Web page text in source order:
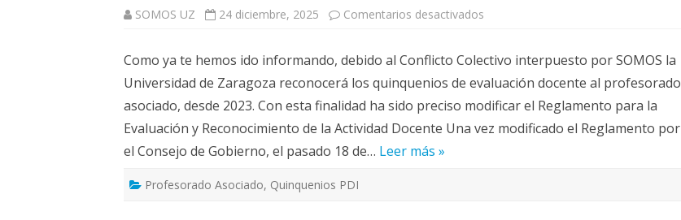
SOMOS UZ 24 diciembre, 2025 Comentarios desactivados
de
los
quinquenios
para
profesorado
asociado
a
tiempo
Como ya te hemos ido informando, debido al Conflicto Colectivo interpuesto por SOMOS la
Universidad de Zaragoza reconocerá los quinquenios de evaluación docente al profesorado
asociado, desde 2023. Con esta finalidad ha sido preciso modificar el Reglamento para la
Evaluación y Reconocimiento de la Actividad Docente Una vez modificado el Reglamento por
el Consejo de Gobierno, el pasado 18 de… Leer más »
Profesorado Asociado, Quinquenios PDI